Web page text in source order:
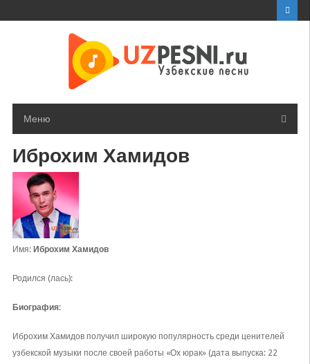
Меню
Иброхим Хамидов
Имя: Иброхим Хамидов
Родился (лась):
Биография:
Иброхим Хамидов получил широкую популярность среди ценителей
узбекской музыки после своей работы «Ох юрак» (дата выпуска: 22